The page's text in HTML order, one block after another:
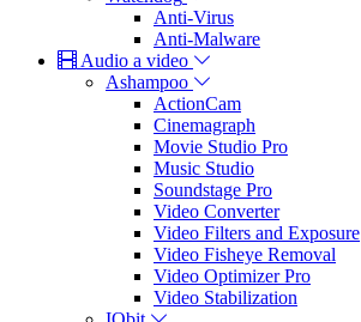
Anti-Virus
Anti-Malware
Audio a video
Ashampoo
ActionCam
Cinemagraph
Movie Studio Pro
Music Studio
Soundstage Pro
Video Converter
Video Filters and Exposure
Video Fisheye Removal
Video Optimizer Pro
Video Stabilization